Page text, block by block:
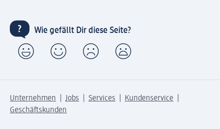
Wie gefällt Dir diese Seite?
Unternehmen Jobs Services
Kundenservice
Geschäftskunden